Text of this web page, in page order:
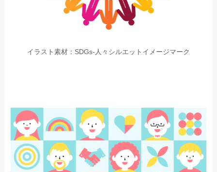
イラスト素材：SDGs-人々シルエットイメージマーク